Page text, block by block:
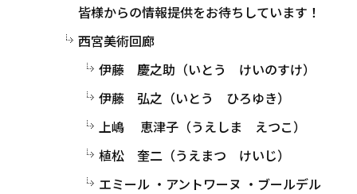
皆様からの情報提供をお待ちしています！
西宮美術回廊
伊藤 慶之助（いとう けいのすけ）
伊藤 弘之（いとう ひろゆき）
上嶋 恵津子（うえしま えつこ）
植松 奎二（うえまつ けいじ）
エミール ・アントワーヌ ・ブールデル